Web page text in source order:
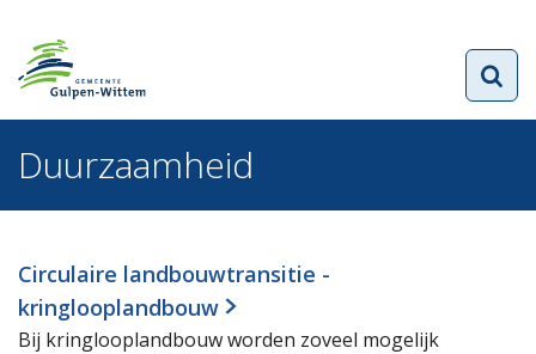
Duurzaamheid
Circulaire landbouwtransitie -
kringlooplandbouw
Bij kringlooplandbouw worden zoveel mogelijk